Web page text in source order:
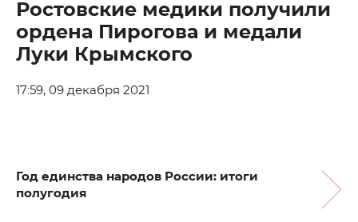
Ростовские медики получили
ордена Пирогова и медали
Луки Крымского
17:59, 09 декабря 2021
Год единства народов России: итоги
полугодия